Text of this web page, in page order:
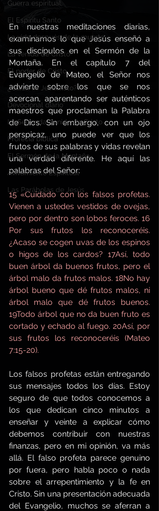
Guerra espiritual,
El Espíritu Santo
La vida después de la muerte
La venida de Cristo
El poder de Cristo
¿Quién es Jesucristo?
Devocional diario
La Segunda Venida de Cristo
Profecía bíblica
El Sermón de la Montaña
Avivamiento Espiritual
Las Parábolas de Jesús
En nuestras meditaciones diarias,
examinamos lo que Jesús enseñó a
sus discípulos en el Sermón de la
Montaña. En el capítulo 7 del
Evangelio de Mateo, el Señor nos
advierte sobre los que se nos
acercan, aparentando ser auténticos
maestros que proclaman la Palabra
de Dios. Sin embargo, con un ojo
perspicaz, uno puede ver que los
frutos de sus palabras y vidas revelan
una verdad diferente. He aquí las
palabras del Señor:
15 «Cuidado con los falsos profetas.
Vienen a ustedes vestidos de ovejas,
pero por dentro son lobos feroces. 16
Por sus frutos los reconoceréis.
¿Acaso se cogen uvas de los espinos
o higos de los cardos? 17Así, todo
buen árbol da buenos frutos, pero el
árbol malo da frutos malos. 18No hay
árbol bueno que dé frutos malos, ni
árbol malo que dé frutos buenos.
19Todo árbol que no da buen fruto es
cortado y echado al fuego. 20Así, por
sus frutos los reconoceréis (Mateo
7:15-20).
Los falsos profetas están entregando
sus mensajes todos los días. Estoy
seguro de que todos conocemos a
los que dedican cinco minutos a
enseñar y veinte a explicar cómo
debemos contribuir con nuestras
finanzas, pero en mi opinión, va más
allá. El falso profeta parece genuino
por fuera, pero habla poco o nada
sobre el arrepentimiento y la fe en
Cristo. Sin una presentación adecuada
del Evangelio, muchos se aferran a